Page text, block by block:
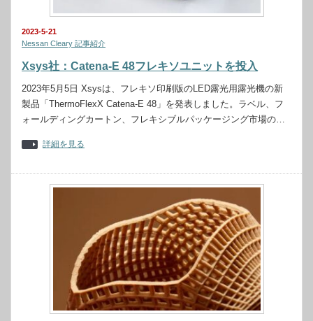
2023-5-21
Nessan Cleary 記事紹介
Xsys社：Catena-E 48フレキソユニットを投入
2023年5月5日 Xsysは、フレキソ印刷版のLED露光用露光機の新
製品「ThermoFlexX Catena-E 48」を発表しました。ラベル、フ
ォールディングカートン、フレキシブルパッケージング市場の…
詳細を見る